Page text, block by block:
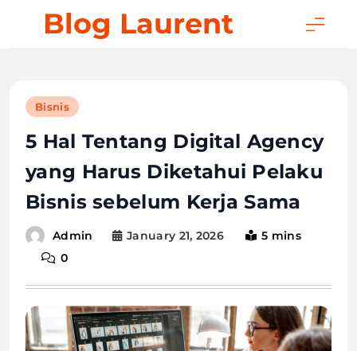
Blog Laurent
Bisnis
5 Hal Tentang Digital Agency
yang Harus Diketahui Pelaku
Bisnis sebelum Kerja Sama
Admin January 21, 2026
5 mins
0